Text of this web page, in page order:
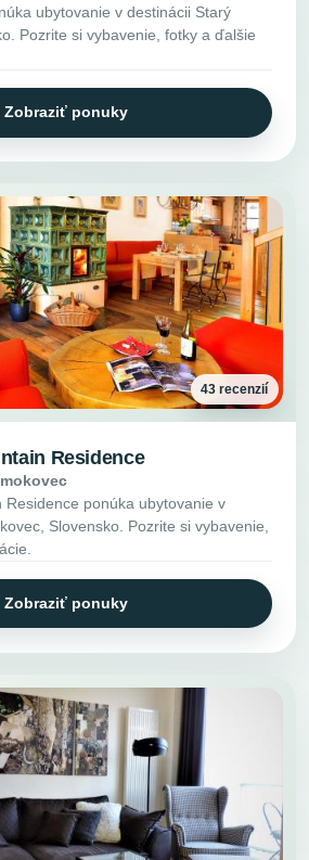
ubytovanie v destinácii Starý
Pozrite si vybavenie, fotky a ďalšie
Zobraziť ponuky
43 recenzií
Residence
Residence ponúka ubytovanie v
Slovensko. Pozrite si vybavenie,
Zobraziť ponuky